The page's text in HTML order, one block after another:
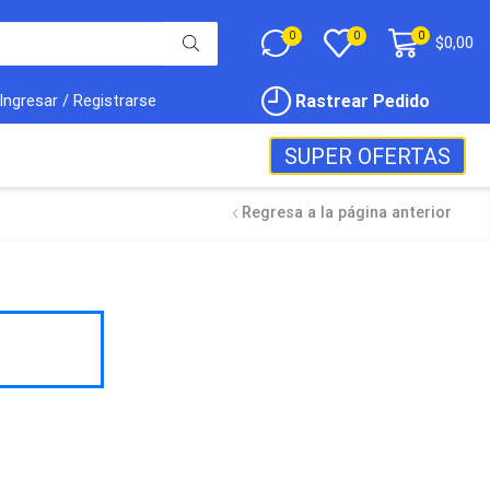
0 0 0 $0,00
Ingresar / Registrarse Rastrear Pedido
SUPER OFERTAS
Regresa a la página anterior